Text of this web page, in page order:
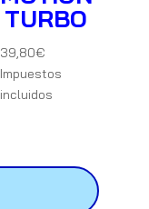
TURBO
39,80€
Impuestos
incluidos